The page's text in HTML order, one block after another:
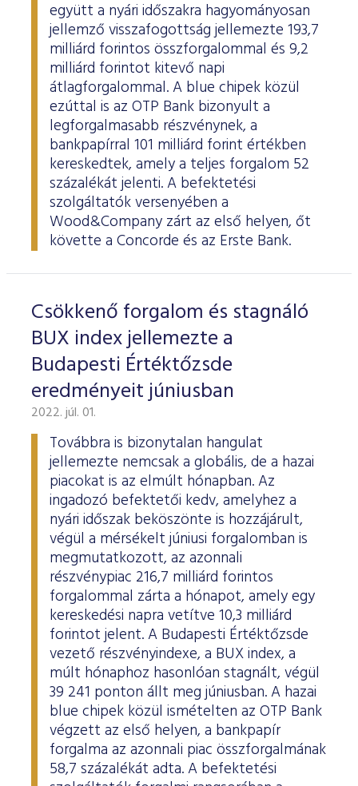
együtt a nyári időszakra hagyományosan
jellemző visszafogottság jellemezte 193,7
milliárd forintos összforgalommal és 9,2
milliárd forintot kitevő napi
átlagforgalommal. A blue chipek közül
ezúttal is az OTP Bank bizonyult a
legforgalmasabb részvénynek, a
bankpapírral 101 milliárd forint értékben
kereskedtek, amely a teljes forgalom 52
százalékát jelenti. A befektetési
szolgáltatók versenyében a
Wood&Company zárt az első helyen, őt
követte a Concorde és az Erste Bank.
Csökkenő forgalom és stagnáló
BUX index jellemezte a
Budapesti Értéktőzsde
eredményeit júniusban
2022. júl. 01.
Továbbra is bizonytalan hangulat
jellemezte nemcsak a globális, de a hazai
piacokat is az elmúlt hónapban. Az
ingadozó befektetői kedv, amelyhez a
nyári időszak beköszönte is hozzájárult,
végül a mérsékelt júniusi forgalomban is
megmutatkozott, az azonnali
részvénypiac 216,7 milliárd forintos
forgalommal zárta a hónapot, amely egy
kereskedési napra vetítve 10,3 milliárd
forintot jelent. A Budapesti Értéktőzsde
vezető részvényindexe, a BUX index, a
múlt hónaphoz hasonlóan stagnált, végül
39 241 ponton állt meg júniusban. A hazai
blue chipek közül ismételten az OTP Bank
végzett az első helyen, a bankpapír
forgalma az azonnali piac összforgalmának
58,7 százalékát adta. A befektetési